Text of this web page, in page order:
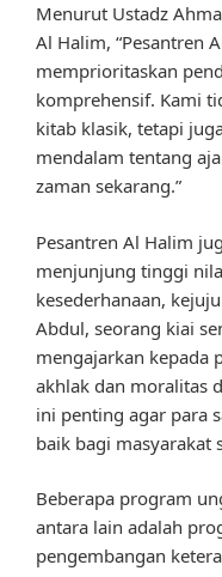
Menurut Ustadz
Al Halim, “Pesantren
memprioritaskan
komprehensif. Kami
kitab klasik, tetapi
mendalam tentang
zaman sekarang.”
Pesantren Al Halim
menjunjung tinggi
kesederhanaan,
Abdul, seorang kiai
mengajarkan kepada
akhlak dan moralitas
ini penting agar para
baik bagi masyarakat
Beberapa program
antara lain adalah
pengembangan